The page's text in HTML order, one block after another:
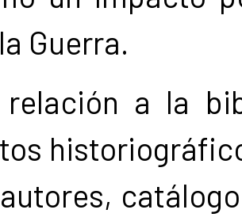
Guerra.
relación a la